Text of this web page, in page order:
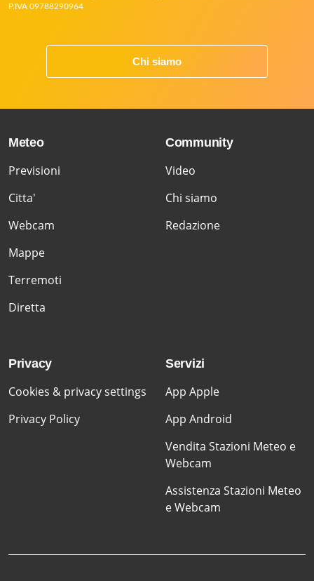
P.IVA 09788290964
Chi siamo
Meteo
Previsioni
Citta'
Webcam
Mappe
Terremoti
Diretta
Community
Video
Chi siamo
Redazione
Privacy
Cookies & privacy settings
Privacy Policy
Servizi
App Apple
App Android
Vendita Stazioni Meteo e
Webcam
Assistenza Stazioni Meteo
e Webcam